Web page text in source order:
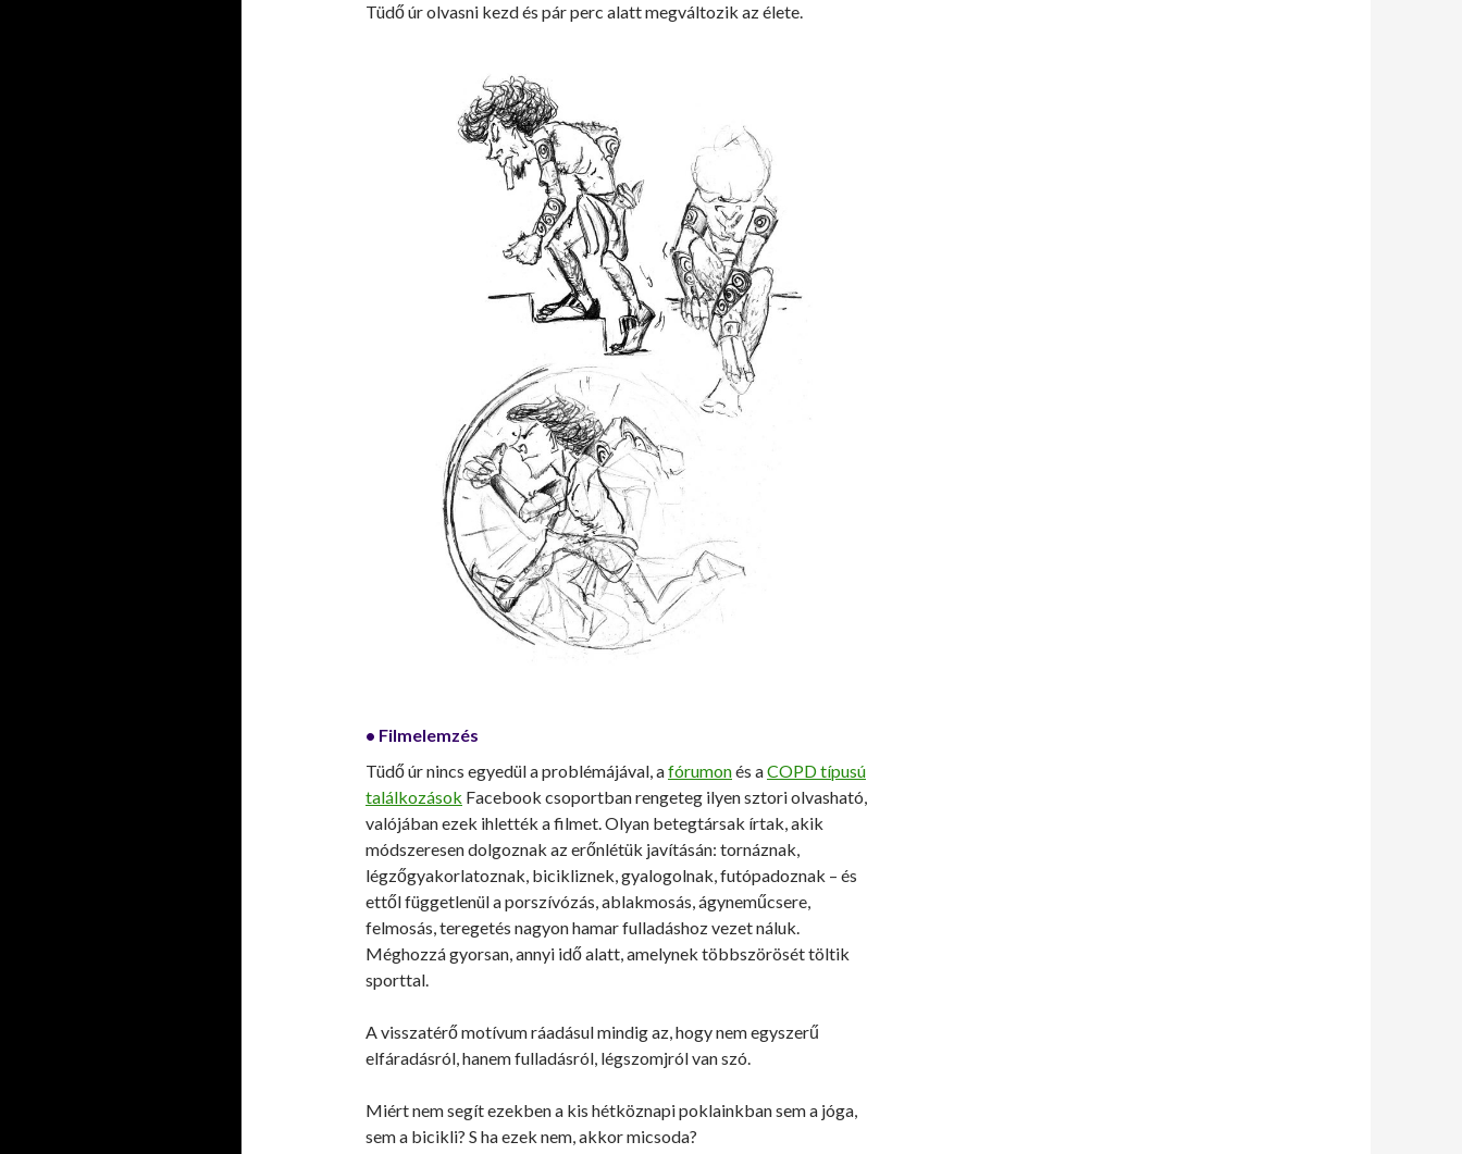
Tüdő úr olvasni kezd és pár perc alatt megváltozik az élete.
• Filmelemzés
Tüdő úr nincs egyedül a problémájával, afórumonés aCOPD típusú
találkozások Facebook csoportban rengeteg ilyen sztori olvasható,
valójában ezek ihlették a filmet. Olyan betegtársak írtak, akik
módszeresen dolgoznak az erőnlétük javításán: tornáznak,
légzőgyakorlatoznak, bicikliznek, gyalogolnak, futópadoznak – és
ettől függetlenül a porszívózás, ablakmosás, ágyneműcsere,
felmosás, teregetés nagyon hamar fulladáshoz vezet náluk.
Méghozzá gyorsan, annyi idő alatt, amelynek többszörösét töltik
sporttal.
A visszatérő motívum ráadásul mindig az, hogy nem egyszerű
elfáradásról, hanem fulladásról, légszomjról van szó.
Miért nem segít ezekben a kis hétköznapi poklainkban sem a jóga,
sem a bicikli? S ha ezek nem, akkor micsoda?